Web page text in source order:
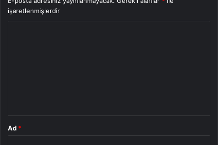
işaretlenmişlerdir
Ad *